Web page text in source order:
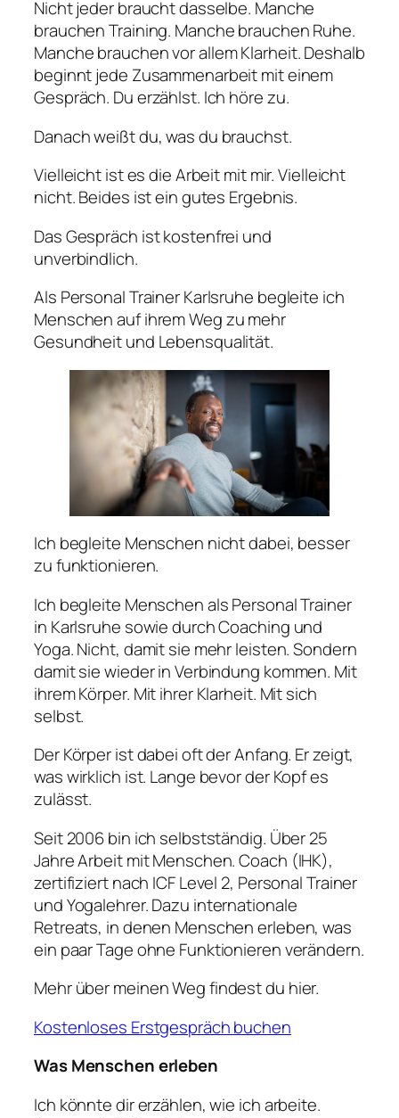
Nicht jeder braucht dasselbe. Manche
brauchen Training. Manche brauchen Ruhe.
Manche brauchen vor allem Klarheit. Deshalb
beginnt jede Zusammenarbeit mit einem
Gespräch. Du erzählst. Ich höre zu.
Danach weißt du, was du brauchst.
Vielleicht ist es die Arbeit mit mir. Vielleicht
nicht. Beides ist ein gutes Ergebnis.
Das Gespräch ist kostenfrei und
unverbindlich.
Als Personal Trainer Karlsruhe begleite ich
Menschen auf ihrem Weg zu mehr
Gesundheit und Lebensqualität.
Ich begleite Menschen nicht dabei, besser
zu funktionieren.
Ich begleite Menschen als Personal Trainer
in Karlsruhe sowie durch Coaching und
Yoga. Nicht, damit sie mehr leisten. Sondern
damit sie wieder in Verbindung kommen. Mit
ihrem Körper. Mit ihrer Klarheit. Mit sich
selbst.
Der Körper ist dabei oft der Anfang. Er zeigt,
was wirklich ist. Lange bevor der Kopf es
zulässt.
Seit 2006 bin ich selbstständig. Über 25
Jahre Arbeit mit Menschen. Coach (IHK),
zertifiziert nach ICF Level 2, Personal Trainer
und Yogalehrer. Dazu internationale
Retreats, in denen Menschen erleben, was
ein paar Tage ohne Funktionieren verändern.
Mehr über meinen Weg findest du hier.
Kostenloses Erstgespräch buchen
Was Menschen erleben
Ich könnte dir erzählen, wie ich arbeite.